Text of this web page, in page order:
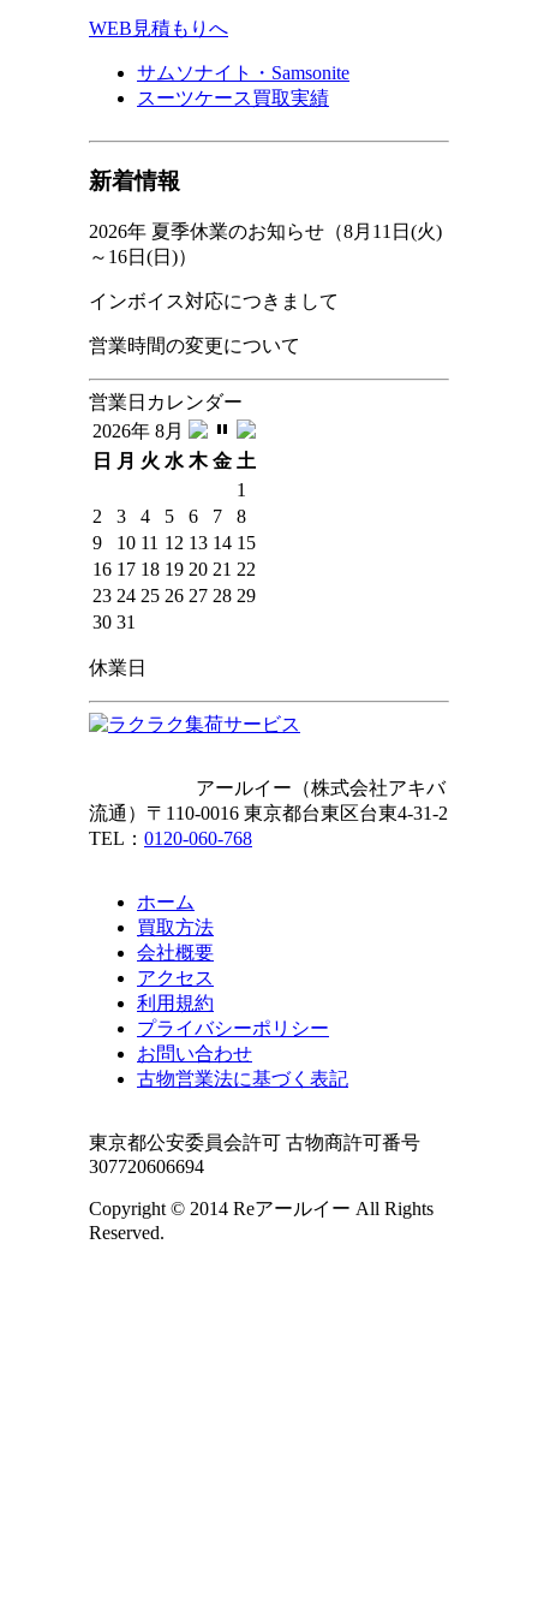
WEB見積もりへ
サムソナイト・Samsonite
スーツケース買取実績
新着情報
2026年 夏季休業のお知らせ（8月11日(火)
～16日(日)）
インボイス対応につきまして
営業時間の変更について
営業日カレンダー
2026年 8月
日
月 火 水 木 金 土
1
2
3 4 5 6 7
8
9
10 11 12 13 14 15
16 17 18 19 20 21 22
23 24 25 26 27 28 29
30 31
休業日
アールイー（株式会社アキバ
流通）〒110-0016 東京都台東区台東4-31-2
TEL： 0120-060-768
ホーム
買取方法
会社概要
アクセス
利用規約
プライバシーポリシー
お問い合わせ
古物営業法に基づく表記
東京都公安委員会許可 古物商許可番号
307720606694
Copyright © 2014 Reアールイー All Rights
Reserved.